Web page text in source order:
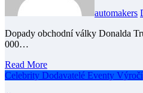
automakers
Dopady obchodní války Donalda Trumpa se rozléhají ve světě podnikání, když doručovací gigant UPS oznámil, že propustí 20
000…
Read More
Celebrity Dodavatelé Eventy Výročí